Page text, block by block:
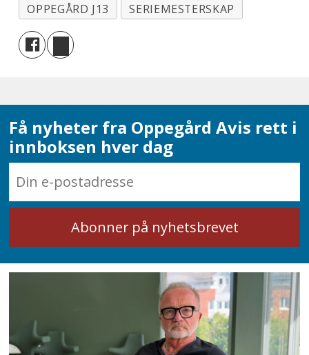
OPPEGÅRD J13
SERIEMESTERSKAP
Få nyheter fra Oppegård Avis rett i
innboksen hver dag